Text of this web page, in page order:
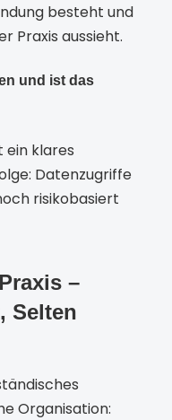
besteht und
Praxis aussieht.
und ist das
ein klares
Datenzugriffe
risikobasiert
–
Selten
Organisation: